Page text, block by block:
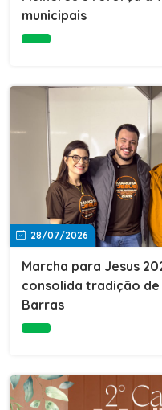
Cultura, Esporte e
compromisso da nossa
oferecendo a jovens e
concluir seus estudos
Cada certificado
determinação e a
é investir no
Prefeitura de Sete
parceiro fundamental
Educação de Jovens e
equipe da Secretaria
os profissionais que
importante projeto
municipais
28/07/2026
Marcha para Jesus
consolida tradição
Barras